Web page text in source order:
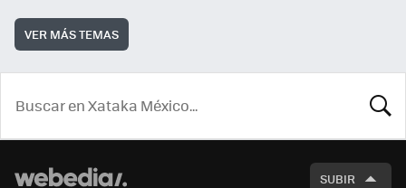
VER MÁS TEMAS
SUBIR